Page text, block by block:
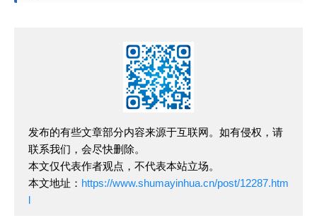
发布的有些文章部分内容来源于互联网。如有侵权，请
联系我们，会尽快删除。
本文仅代表作者观点，不代表本站立场。
本文地址： https://www.shumayinhua.cn/post/12287.htm
l